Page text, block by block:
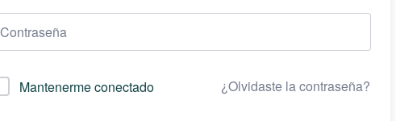
Mantenerme conectado ¿Olvidaste la contraseña?